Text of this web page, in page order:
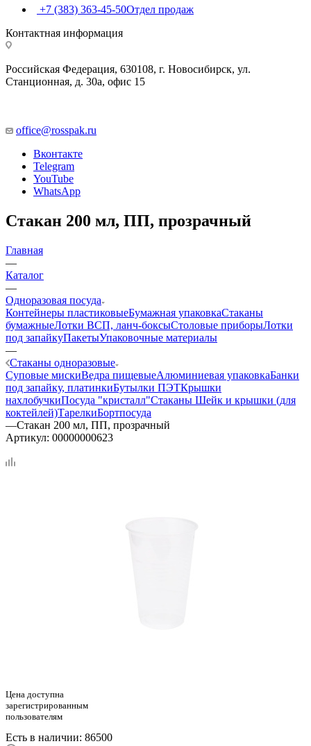
+7 (383) 363-45-50Отдел продаж
Контактная информация
Российская Федерация, 630108, г. Новосибирск, ул.
Станционная, д. 30а, офис 15
office@rosspak.ru
Вконтакте
Telegram
YouTube
WhatsApp
Стакан 200 мл, ПП, прозрачный
Главная
—
Каталог
—
Одноразовая посуда
Контейнеры пластиковыеБумажная упаковкаСтаканы
бумажныеЛотки ВСП, ланч-боксыСтоловые приборыЛотки
под запайкуПакетыУпаковочные материалы
—
Стаканы одноразовые
Суповые мискиВедра пищевыеАлюминиевая упаковкаБанки
под запайку, платинкиБутылки ПЭТКрышки
нахлобучкиПосуда "кристалл"Стаканы Шейк и крышки (для
коктейлей)ТарелкиБортпосуда
—Стакан 200 мл, ПП, прозрачный
Артикул: 00000000623
Цена доступна
зарегистрированным
пользователям
Есть в наличии: 86500